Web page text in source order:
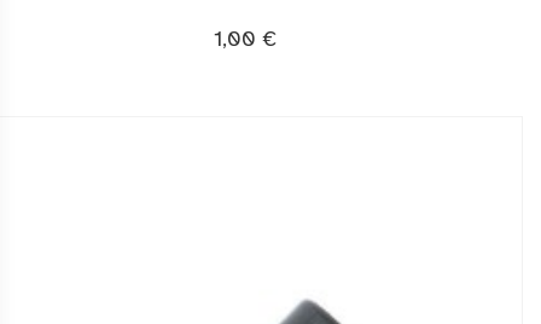
1,00 €